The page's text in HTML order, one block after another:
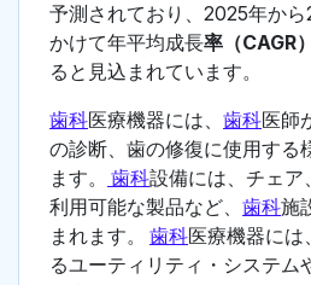
予測されており、2025年か
かけて年平均成長率（CAGR
ると見込まれています。
歯科医療機器には、 歯科医師
の診断、歯の修復に使用する
ます。
歯科設備には、チェア
利用可能な製品など、 歯科施
まれます。 歯科医療機器には
るユーティリティ・システム